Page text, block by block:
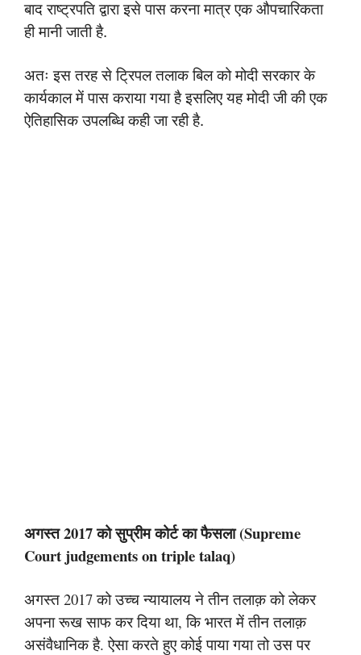
बाद राष्ट्रपति द्वारा इसे पास करना मात्र एक औपचारिकता
ही मानी जाती है.
अतः इस तरह से ट्रिपल तलाक बिल को मोदी सरकार के
कार्यकाल में पास कराया गया है इसलिए यह मोदी जी की एक
ऐतिहासिक उपलब्धि कही जा रही है.
अगस्त 2017 को सुप्रीम कोर्ट का फैसला (Supreme
Court judgements on triple talaq)
अगस्त 2017 को उच्च न्यायालय ने तीन तलाक़ को लेकर
अपना रूख साफ कर दिया था, कि भारत में तीन तलाक़
असंवैधानिक है. ऐसा करते हुए कोई पाया गया तो उस पर